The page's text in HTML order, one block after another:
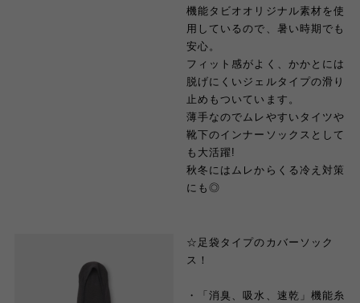
機能タビオオリジナル素材を使
用しているので、暑い時期でも
安心。
フィット感がよく、かかとには
脱げにくいジェルタイプの滑り
止めもついています。
薄手なのでムレやすいタイツや
靴下のインナーソックスとして
も大活躍!
秋冬にはムレからくる冷え対策
にも◎
☆足袋タイプのカバーソック
ス！
・「消臭、吸水、速乾」機能糸